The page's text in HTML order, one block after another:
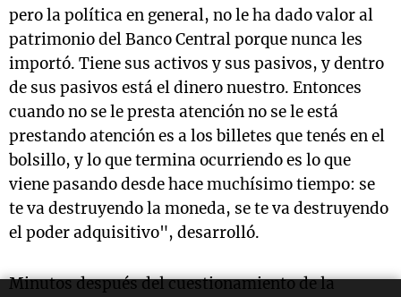
pero la política en general, no le ha dado valor al
patrimonio del Banco Central porque nunca les
importó. Tiene sus activos y sus pasivos, y dentro
de sus pasivos está el dinero nuestro. Entonces
cuando no se le presta atención no se le está
prestando atención es a los billetes que tenés en el
bolsillo, y lo que termina ocurriendo es lo que
viene pasando desde hace muchísimo tiempo: se
te va destruyendo la moneda, se te va destruyendo
el poder adquisitivo", desarrolló.
Minutos después del cuestionamiento de la